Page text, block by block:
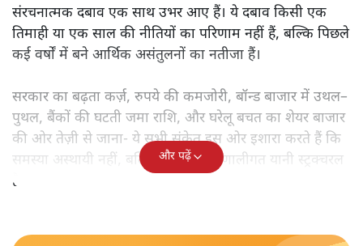
संरचनात्मक दबाव एक साथ उभर आए हैं। ये दबाव किसी एक
तिमाही या एक साल की नीतियों का परिणाम नहीं हैं, बल्कि पिछले
कई वर्षों में बने आर्थिक असंतुलनों का नतीजा हैं।
सरकार का बढ़ता कर्ज़, रुपये की कमजोरी, बॉन्ड बाजार में उथल–
पुथल, बैंकों की घटती जमा राशि, और घरेलू बचत का शेयर बाजार
की ओर तेज़ी से जाना- ये सभी संकेत इस ओर इशारा करते हैं कि
समस्या अस्थायी नहीं, बल्कि गहरी और प्रणालीगत यानी स्ट्रक्चरल
है।
और पढ़ें